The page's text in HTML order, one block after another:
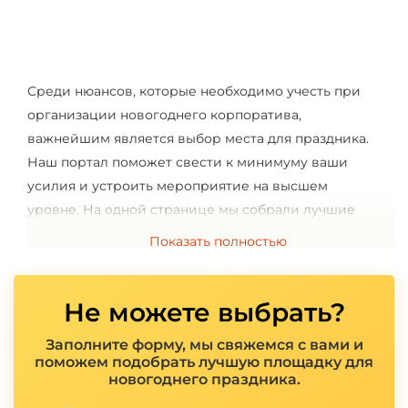
Среди нюансов, которые необходимо учесть при
организации новогоднего корпоратива,
важнейшим является выбор места для праздника.
Наш портал поможет свести к минимуму ваши
усилия и устроить мероприятие на высшем
уровне. На одной странице мы собрали лучшие
заведения Брянска, предлагающие
предоставляющие высокий уровень сервиса.
Выбор площадки
Ваша цель — подвести итоги, поощрить
Показать полностью
Не можете выбрать?
Заполните форму, мы свяжемся с вами и
поможем подобрать лучшую площадку для
новогоднего праздника.